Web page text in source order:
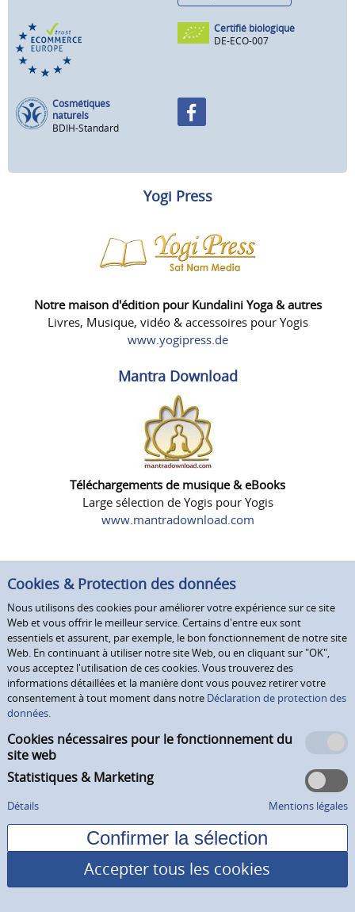
Certifié biologique
DE-ECO-007
Cosmétiques
naturels
BDIH-Standard
Yogi Press
Notre maison d'édition pour Kundalini Yoga & autres
Livres, Musique, vidéo & accessoires pour Yogis
www.yogipress.de
Mantra Download
Téléchargements de musique & eBooks
Large sélection de Yogis pour Yogis
www.mantradownload.com
Cookies & Protection des données
Nous utilisons des cookies pour améliorer votre expérience sur ce site
Web et vous offrir le meilleur service. Certains d'entre eux sont
essentiels et assurent, par exemple, le bon fonctionnement de notre site
Web. En continuant à utiliser notre site Web, ou en cliquant sur "OK",
vous acceptez l'utilisation de ces cookies. Vous trouverez des
informations détaillées et la manière dont vous pouvez retirer votre
consentement à tout moment dans notre Déclaration de protection des
données.
Cookies nécessaires pour le fonctionnement du
site web
Statistiques & Marketing
Détails Mentions légales
Accepter tous les cookies